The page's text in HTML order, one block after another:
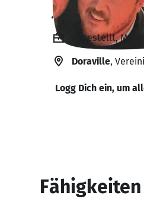
Jason
Angestellt,
Doraville,
Logg Dich ein, um